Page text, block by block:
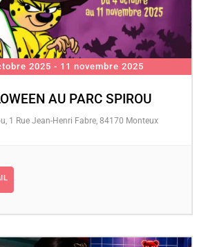
2025 - 11 novembre 2025
AU PARC SPIROU
1 Rue Jean-Henri Fabre, 84170 Monteux